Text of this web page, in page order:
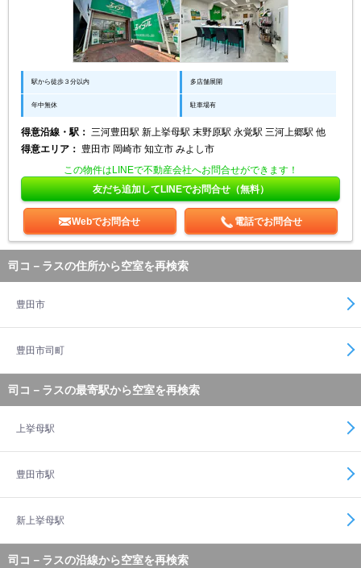
駅から徒歩３分以内 多店舗展開
年中無休 駐車場有
得意沿線・駅：
三河豊田駅 新上挙母駅 末野原駅 永覚駅 三河上郷駅 他
得意エリア：
豊田市 岡崎市 知立市 みよし市
この物件はLINEで不動産会社へお問合せができます！
友だち追加してLINEでお問合せ（無料）
Webでお問合せ 電話でお問合せ
司コ－ラスの住所から空室を再検索
豊田市
豊田市司町
司コ－ラスの最寄駅から空室を再検索
上挙母駅
豊田市駅
新上挙母駅
司コ－ラスの沿線から空室を再検索